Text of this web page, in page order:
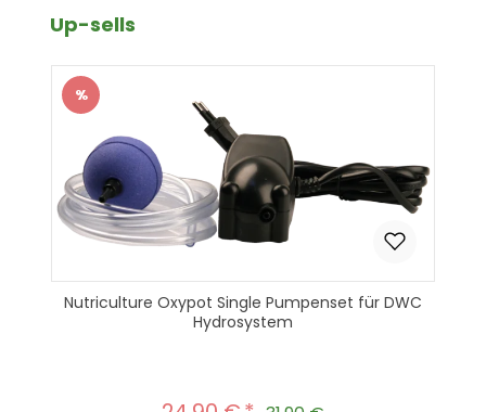
Produktgalerie überspringen
Up-sells
Rabatt
%
Nutriculture Oxypot Single Pumpenset für DWC
Hydrosystem